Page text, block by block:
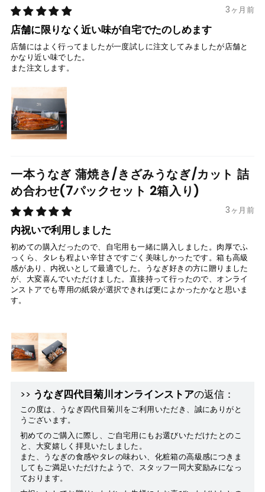
3ヶ月前
店舗に限りなく近い味が自宅でたのしめます
店舗にはよく行ってましたが一度試しに注文してみましたが店舗と
かなり近い味でした。
また注文します。
一本うなぎ 蒲焼き/きざみうなぎ/カット 詰
め合わせ(7パックセット 2箱入り)
3ヶ月前
内祝いで利用しました
初めての購入だったので、自宅用も一緒に購入しました。肉厚でふ
っくら、タレも程よい辛甘さですごく美味しかったです。箱も高級
感があり、内祝いとして最適でした。うなぎ好きの方に贈りました
が、大変喜んでいただけました。直接持って行ったので、オンライ
ンストアでも専用の紙袋が選択できれば更によかったかなと思いま
す。
>> うなぎ四代目菊川オンラインストアの返信：
この度は、うなぎ四代目菊川をご利用いただき、誠にありがと
うございます。
初めてのご購入に際し、ご自宅用にもお選びいただけたとのこ
と、大変嬉しく拝見いたしました。
また、うなぎの食感やタレの味わい、化粧箱の高級感につきま
してもご満足いただけたようで、スタッフ一同大変励みになっ
ております。